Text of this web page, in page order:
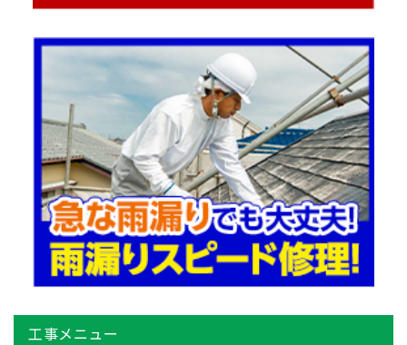
工事メニュー